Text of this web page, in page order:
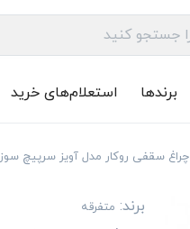
برندها استعلام‌های خرید
چراغ سقفی روکار مدل آویز سرپیچ
برند: متفرقه